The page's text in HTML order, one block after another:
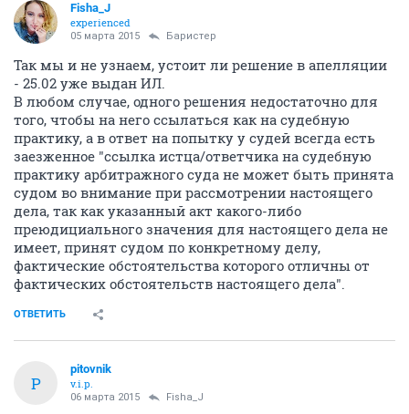
Fisha_J
experienced
05 марта 2015 Баристер
Так мы и не узнаем, устоит ли решение в апелляции
- 25.02 уже выдан ИЛ.
В любом случае, одного решения недостаточно для
того, чтобы на него ссылаться как на судебную
практику, а в ответ на попытку у судей всегда есть
заезженное "ссылка истца/ответчика на судебную
практику арбитражного суда не может быть принята
судом во внимание при рассмотрении настоящего
дела, так как указанный акт какого-либо
преюдициального значения для настоящего дела не
имеет, принят судом по конкретному делу,
фактические обстоятельства которого отличны от
фактических обстоятельств настоящего дела".
ОТВЕТИТЬ
P
pitovnik
v.i.p.
06 марта 2015 Fisha_J